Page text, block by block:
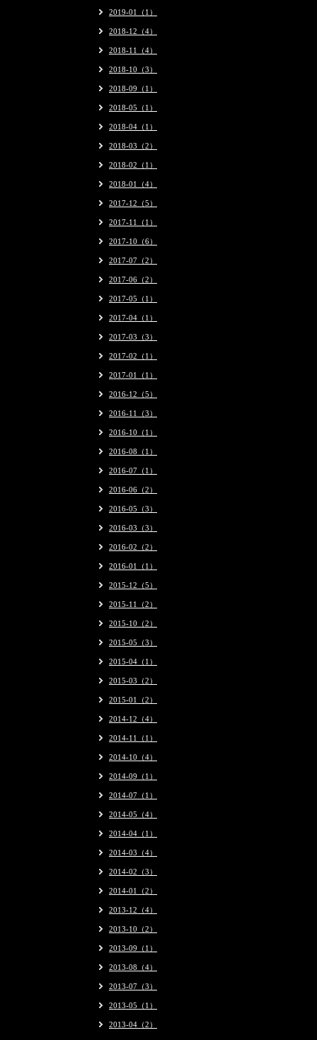
2019-01（1）
2018-12（4）
2018-11（4）
2018-10（3）
2018-09（1）
2018-05（1）
2018-04（1）
2018-03（2）
2018-02（1）
2018-01（4）
2017-12（5）
2017-11（1）
2017-10（6）
2017-07（2）
2017-06（2）
2017-05（1）
2017-04（1）
2017-03（3）
2017-02（1）
2017-01（1）
2016-12（5）
2016-11（3）
2016-10（1）
2016-08（1）
2016-07（1）
2016-06（2）
2016-05（3）
2016-03（3）
2016-02（2）
2016-01（1）
2015-12（5）
2015-11（2）
2015-10（2）
2015-05（3）
2015-04（1）
2015-03（2）
2015-01（2）
2014-12（4）
2014-11（1）
2014-10（4）
2014-09（1）
2014-07（1）
2014-05（4）
2014-04（1）
2014-03（4）
2014-02（3）
2014-01（2）
2013-12（4）
2013-10（2）
2013-09（1）
2013-08（4）
2013-07（3）
2013-05（1）
2013-04（2）